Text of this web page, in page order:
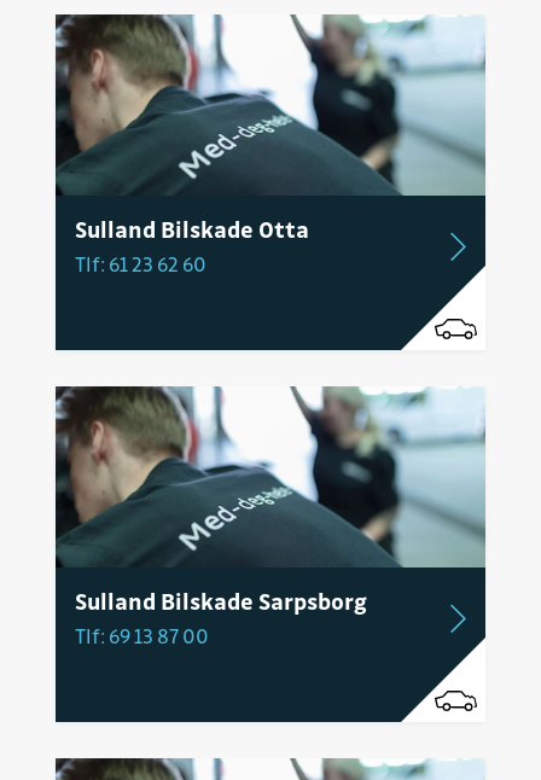
Sulland Bilskade Otta
Tlf: 61 23 62 60
Sulland Bilskade Sarpsborg
Tlf: 69 13 87 00